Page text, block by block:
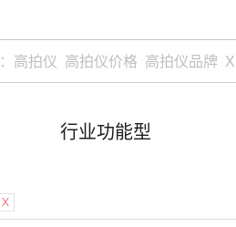
行业功能型